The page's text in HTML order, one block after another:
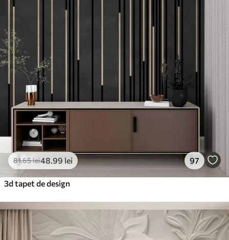
81.65lei48 .99 lei 97
3d tapet de design